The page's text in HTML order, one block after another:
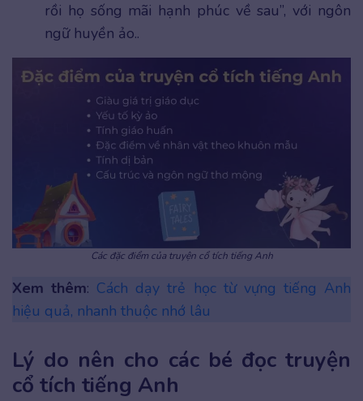
rồi họ sống mãi hạnh phúc về sau”, với ngôn
ngữ huyền ảo..
Các đặc điểm của truyện cổ tích tiếng Anh
Xem thêm: Cách dạy trẻ học từ vựng tiếng Anh
hiệu quả, nhanh thuộc nhớ lâu
Lý do nên cho các bé đọc truyện
cổ tích tiếng Anh